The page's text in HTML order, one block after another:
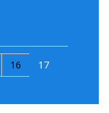
16 17